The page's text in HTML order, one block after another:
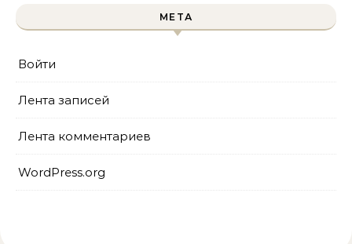
МЕТА
Войти
Лента записей
Лента комментариев
WordPress.org